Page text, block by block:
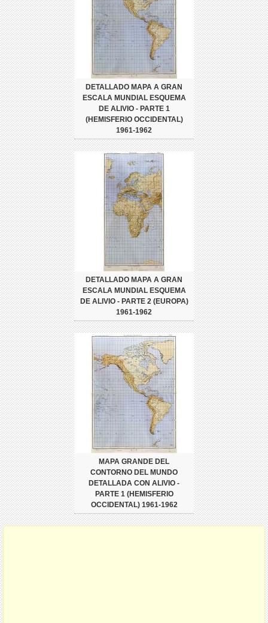
DETALLADO MAPA A GRAN
ESCALA MUNDIAL ESQUEMA
DE ALIVIO - PARTE 1
(HEMISFERIO OCCIDENTAL)
1961-1962
DETALLADO MAPA A GRAN
ESCALA MUNDIAL ESQUEMA
DE ALIVIO - PARTE 2 (EUROPA)
1961-1962
MAPA GRANDE DEL
CONTORNO DEL MUNDO
DETALLADA CON ALIVIO -
PARTE 1 (HEMISFERIO
OCCIDENTAL) 1961-1962